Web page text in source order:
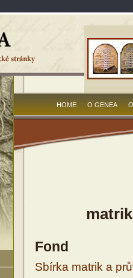
HOME O GENEA
Fond
Sbírka matrik a